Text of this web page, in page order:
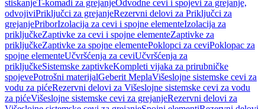
stiskanjeT-komadi za grejanjeOdvodne cevi i spojevi za grejanje,
odvojiviPriključci za grejanjeRezervni delovi za Priključci za
grejanjePriborIzolacija za cevi i spojne elementeIzolacija za
priključkeZaptivke za cevi i spojne elementeZaptivke za
priključkeZaptivke za spojne elementePoklopci za ceviPoklopac za
spojne elementeUčvršćenja za ceviUčvršćenja za
priključkeSistemske zaptivkeKompleti vijaka za prirubničke
spojevePotrošni materijalGeberit MeplaVišeslojne sistemske cevi za
vodu za pićeRezervni delovi za Višeslojne sistemske cevi za vodu
za pićeVišeslojne sistemske cevi za grejanjeRezervni delovi za